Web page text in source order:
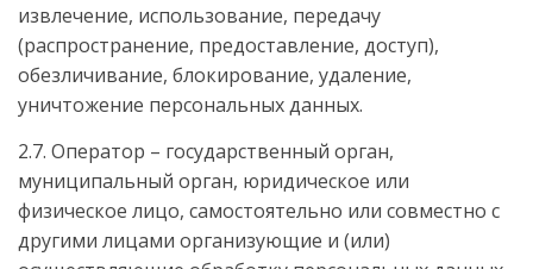
извлечение, использование, передачу
(распространение, предоставление, доступ),
обезличивание, блокирование, удаление,
уничтожение персональных данных.
2.7. Оператор – государственный орган,
муниципальный орган, юридическое или
физическое лицо, самостоятельно или совместно с
другими лицами организующие и (или)